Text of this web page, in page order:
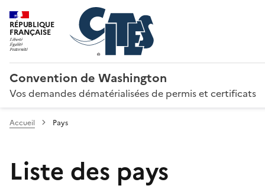
RÉPUBLIQUE
FRANÇAISE
Convention de Washington
Vos demandes dématérialisées de permis et certificats
Accueil Pays
Liste des pays